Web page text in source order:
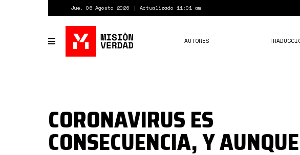
Jue. 06 Agosto 2026 Actualizado 11:01 am
Toggle
navigation
AUTORES
CORONAVIRUS ES
CONSECUENCIA, Y AUNQUE